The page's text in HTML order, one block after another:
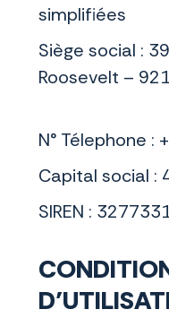
simplifiées
Siège social :
Roosevelt –
N° Télephone :
Capital social :
SIREN :